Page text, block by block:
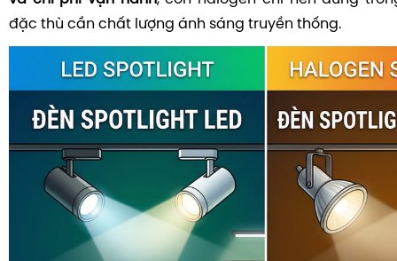
đặc thù cần chất lượng ánh sáng truyền thống.